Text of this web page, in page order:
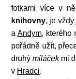
fotkami více v
knihovny, je
a Andym, kterého
pořádně užít,
druhý miláček mi
v Hradci.